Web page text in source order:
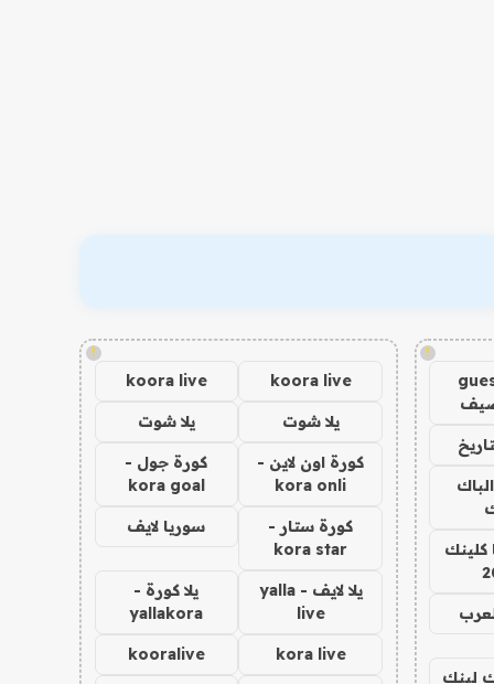
!
كلينك
لينك
!
koora live
koora live
يلا شوت يلا شوت
كورة اون لاين -
kora onli
كورة جول -
kora goal
كورة ستار -
kora star
سوريا لايف
يلا لايف - yalla
live
يلا كورة -
yallakora
kora live
kooralive